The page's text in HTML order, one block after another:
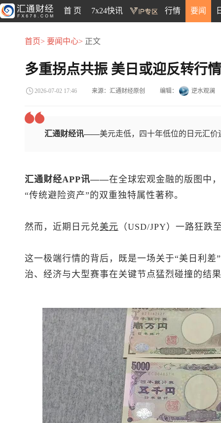
首 页 7x24快讯 行情 要闻
首页> 要闻中心> 正文
多重拐点共振 美日或迎反转行情
2026-07-02 17:46 来源：汇通财经原创 编辑： 逆水观澜
汇通财经讯——美元走低，四十年低位的日元汇价
汇通财经APP讯——在全球宏观金融的版图中，
“传统避险资产”的双重独特属性著称。
然而，近期日元兑美元 （USD/JPY）一路狂跌
这一极端行情的背后，既是一场关于“美日利
治、经济与大型赛事在关键节点猛烈碰撞的结